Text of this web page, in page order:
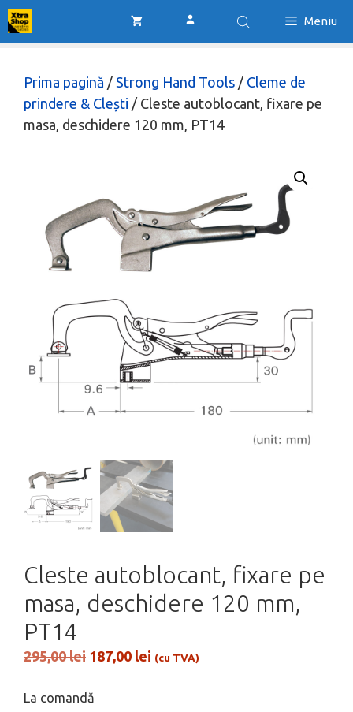
Sari
la
Meniu
Prima pagină / Strong Hand Tools / Cleme de
prindere & Clești / Cleste autoblocant, fixare pe
masa, deschidere 120 mm, PT14
Cleste autoblocant, fixare pe
masa, deschidere 120 mm,
PT14
295,00lei Prețul
a
187,00 lei Prețul
(cu TVA)
La comandă